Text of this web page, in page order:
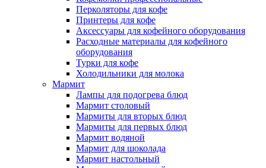
Перколяторы для кофе
Принтеры для кофе
Аксессуары для кофейного оборудования
Расходные материалы для кофейного
оборудования
Турки для кофе
Холодильники для молока
Мармит
Лампы для подогрева блюд
Мармит столовый
Мармиты для вторых блюд
Мармиты для первых блюд
Мармит водяной
Мармит для шоколада
Мармит настольный